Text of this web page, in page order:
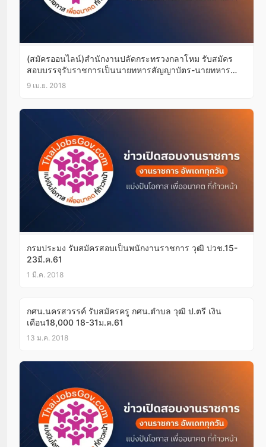
(สมัครออนไลน์)สำนักงานปลัดกระทรวงกลาโหม รับสมัคร
สอบบรรจุรับราชการเป็นนายทหารสัญญาบัตร-นายทหาร
ประทวน-พนักงานราชการ9เม.ย.-9พ.ค.61
9 เม.ย. 2018
กรมประมง รับสมัครสอบเป็นพนักงานราชการ วุฒิ ปวช.15-
23มี.ค.61
1 มี.ค. 2018
กศน.นครสวรรค์ รับสมัครครู กศน.ตำบล วุฒิ ป.ตรี เงิน
เดือน18,000 18-31ม.ค.61
13 ม.ค. 2018